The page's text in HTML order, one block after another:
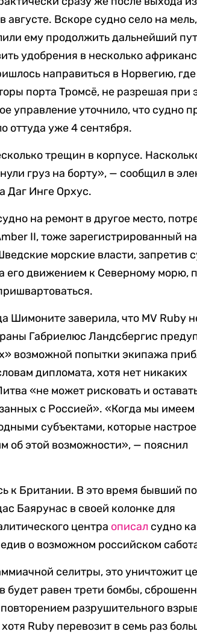
Вскоре судно село на
ему продолжить дальнейший
удобрения в несколько
направиться в Норвегию, где
порта Тромсё, не разрешая при
управление уточнило, что судно
оттуда уже 4 сентября.
трещин в корпусе.
груз на борту», — сообщил в
Даг Инге Орхус.
на ремонт в другое место,
II, тоже зарегистрированный
морские власти, запретив
его движением к Северному морю,
заверила, что MV Ruby
Габриелюс Ландсбергис
возможной попытки экипажа
дипломата, хотя нет никаких
«не может рисковать и
с Россией». «Когда мы имеем
субъектами, которые
об этой возможности», — пояснил
к Британии. В это время бывший
Баярунас в своей колонке для
центра описал судно
о возможном российском
селитры, это уничтожит
будет равен трети бомбы,
разрушительного
Ruby перевозит в семь раз